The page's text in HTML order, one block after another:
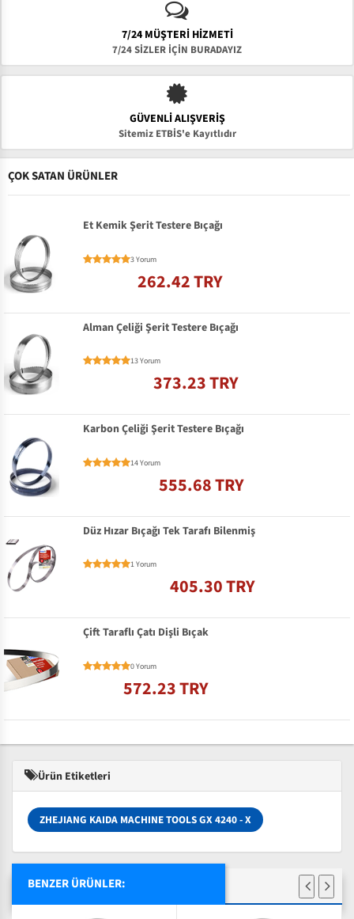
7/24 MÜŞTERİ HİZMETİ
7/24 SİZLER İÇİN BURADAYIZ
GÜVENLI ALIŞVERIŞ
Sitemiz ETBİS'e Kayıtlıdır
ÇOK SATAN ÜRÜNLER
Et Kemik Şerit Testere Bıçağı
3 Yorum
262.42 TRY
Alman Çeliği Şerit Testere Bıçağı
13 Yorum
373.23 TRY
Karbon Çeliği Şerit Testere Bıçağı
14 Yorum
555.68 TRY
Düz Hızar Bıçağı Tek Tarafı Bilenmiş
1 Yorum
405.30 TRY
Çift Taraflı Çatı Dişli Bıçak
0 Yorum
572.23 TRY
Ürün Etiketleri
ZHEJIANG KAIDA MACHINE TOOLS GX 4240 - X
BENZER ÜRÜNLER: